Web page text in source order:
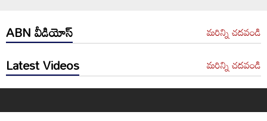
ABN వీడియోస్ మరిన్ని చదవండి
Latest Videos మరిన్ని చదవండి